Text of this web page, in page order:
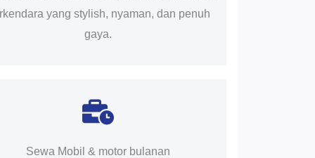
yang stylish, nyaman, dan penuh
gaya.
Sewa Mobil & motor bulanan